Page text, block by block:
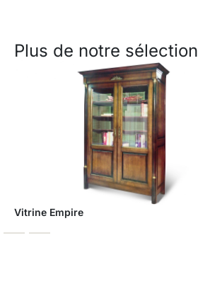
Plus de notre sélection
Vitrine Empire